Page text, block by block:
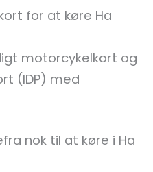
for at køre Ha
motorcykelkort og
(IDP) med
nok til at køre i Ha